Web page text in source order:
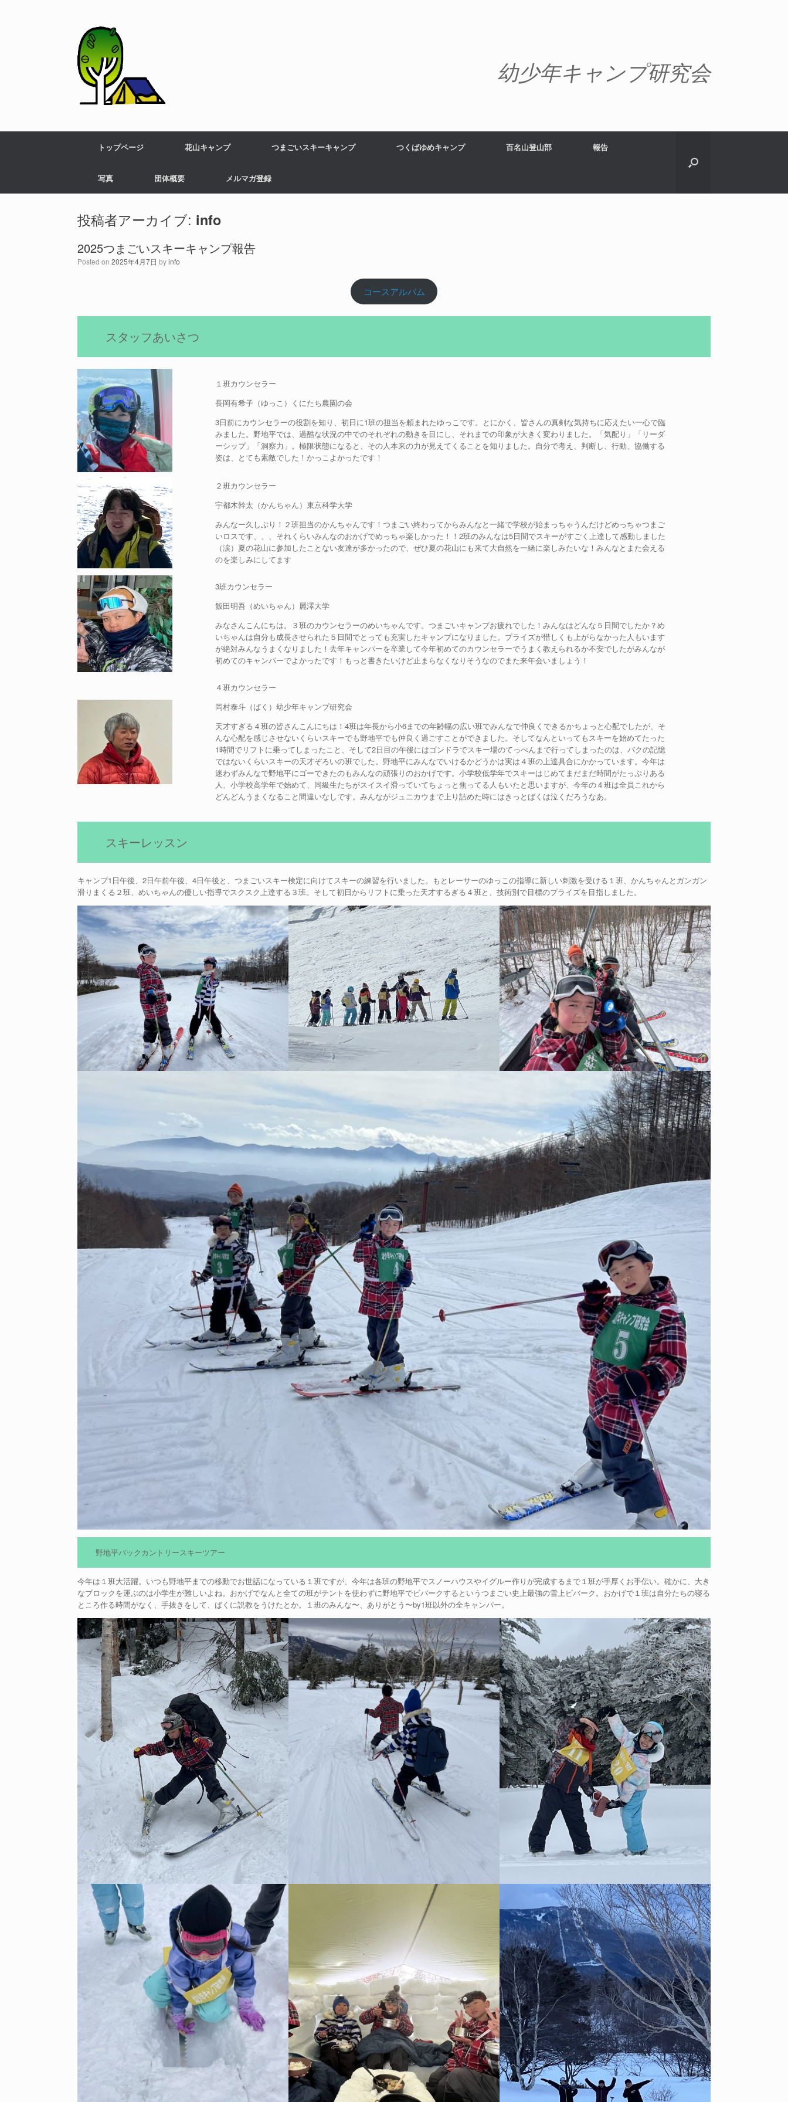
幼少年キャンプ研究会
トップページ 花山キャンプ つまごいスキーキャンプ つくばゆめキャンプ 百名山登山部 報告
写真 団体概要 メルマガ登録
投稿者アーカイブ: info
2025つまごいスキーキャンプ報告
Posted on 2025年4月7日 byinfo
コースアルバム
スタッフあいさつ
１班カウンセラー
長岡有希子（ゆっこ）くにたち農園の会
3日前にカウンセラーの役割を知り、初日に1班の担当を頼まれたゆっこです。とにかく、皆さんの真剣な気持ちに応えたい一心で臨
みました。野地平では、過酷な状況の中でのそれぞれの動きを目にし、それまでの印象が大きく変わりました。「気配り」「リーダ
ーシップ」「洞察力」。極限状態になると、その人本来の力が見えてくることを知りました。自分で考え、判断し、行動、協働する
姿は、とても素敵でした！かっこよかったです！
２班カウンセラー
宇都木幹太（かんちゃん）東京科学大学
みんなー久しぶり！２班担当のかんちゃんです！つまごい終わってからみんなと一緒で学校が始まっちゃうんだけどめっちゃつまご
いロスです、、、それくらいみんなのおかげでめっちゃ楽しかった！！2班のみんなは5日間でスキーがすごく上達して感動しました
（涙）夏の花山に参加したことない友達が多かったので、ぜひ夏の花山にも来て大自然を一緒に楽しみたいな！みんなとまた会える
のを楽しみにしてます
3班カウンセラー
飯田明吾（めいちゃん）麗澤大学
みなさんこんにちは。３班のカウンセラーのめいちゃんです。つまごいキャンプお疲れでした！みんなはどんな５日間でしたか？め
いちゃんは自分も成長させられた５日間でとっても充実したキャンプになりました。プライズが惜しくも上がらなかった人もいます
が絶対みんなうまくなりました！去年キャンパーを卒業して今年初めてのカウンセラーでうまく教えられるか不安でしたがみんなが
初めてのキャンパーでよかったです！もっと書きたいけど止まらなくなりそうなのでまた来年会いましょう！
４班カウンセラー
岡村泰斗（ばく）幼少年キャンプ研究会
天才すぎる４班の皆さんこんにちは！4班は年長から小6までの年齢幅の広い班でみんなで仲良くできるかちょっと心配でしたが、そ
んな心配を感じさせないくらいスキーでも野地平でも仲良く過ごすことができました。そしてなんといってもスキーを始めてたった
1時間でリフトに乗ってしまったこと、そして2日目の午後にはゴンドラでスキー場のてっぺんまで行ってしまったのは、バクの記憶
ではないくらいスキーの天才ぞろいの班でした。野地平にみんなでいけるかどうかは実は４班の上達具合にかかっています。今年は
迷わずみんなで野地平にゴーできたのもみんなの頑張りのおかげです。小学校低学年でスキーはじめてまだまだ時間がたっぷりある
人、小学校高学年で始めて、同級生たちがスイスイ滑っていてちょっと焦ってる人もいたと思いますが、今年の４班は全員これから
どんどんうまくなること間違いなしです。みんながジュニカウまで上り詰めた時にはきっとばくは泣くだろうなあ。
スキーレッスン
キャンプ1日午後、2日午前午後、4日午後と、つまごいスキー検定に向けてスキーの練習を行いました。もとレーサーのゆっこの指導に新しい刺激を受ける１班、かんちゃんとガンガン
滑りまくる２班、めいちゃんの優しい指導でスクスク上達する３班。そして初日からリフトに乗った天才するぎる４班と、技術別で目標のプライズを目指しました。
野地平バックカントリースキーツアー
今年は１班大活躍。いつも野地平までの移動でお世話になっている１班ですが、今年は各班の野地平でスノーハウスやイグルー作りが完成するまで１班が手厚くお手伝い。確かに、大き
なブロックを運ぶのは小学生が難しいよね。おかげでなんと全ての班がテントを使わずに野地平でビバークするというつまごい史上最強の雪上ビバーク。おかげで１班は自分たちの寝る
ところ作る時間がなく、手抜きをして、ばくに説教をうけたとか。１班のみんな〜、ありがとう〜by1班以外の全キャンパー。